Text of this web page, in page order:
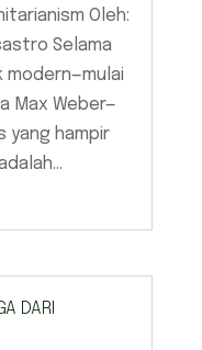
Oleh:
Selama
Max Weber—
yang hampir
DARI